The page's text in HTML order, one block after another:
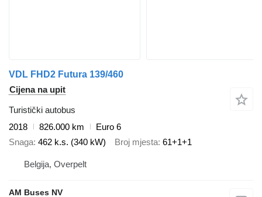
VDL FHD2 Futura 139/460
Cijena na upit
Turistički autobus
2018
826.000 km
Euro 6
Snaga 462 k.s. (340 kW) Broj mjesta 61+1+1
Belgija, Overpelt
AM Buses NV